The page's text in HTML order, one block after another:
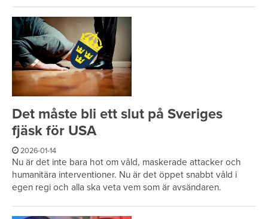
Det måste bli ett slut på Sveriges
fjäsk för USA
2026-01-14
Nu är det inte bara hot om våld, maskerade attacker och
humanitära interventioner. Nu är det öppet snabbt våld i
egen regi och alla ska veta vem som är avsändaren.